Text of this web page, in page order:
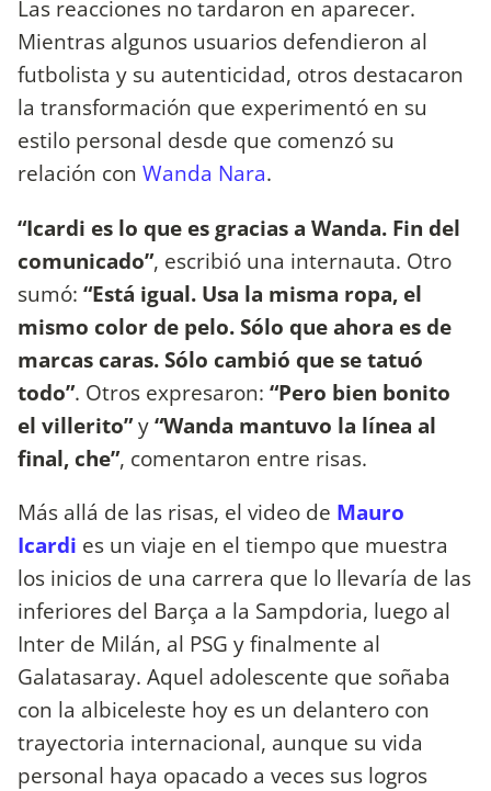
Las reacciones no tardaron en aparecer.
Mientras algunos usuarios defendieron al
futbolista y su autenticidad, otros destacaron
la transformación que experimentó en su
estilo personal desde que comenzó su
relación con Wanda Nara.
“Icardi es lo que es gracias a Wanda. Fin del
comunicado”, escribió una internauta. Otro
sumó: “Está igual. Usa la misma ropa, el
mismo color de pelo. Sólo que ahora es de
marcas caras. Sólo cambió que se tatuó
todo”. Otros expresaron: “Pero bien bonito
el villerito”y“Wanda mantuvo la línea al
final, che”, comentaron entre risas.
Más allá de las risas, el video de Mauro
Icardi es un viaje en el tiempo que muestra
los inicios de una carrera que lo llevaría de las
inferiores del Barça a la Sampdoria, luego al
Inter de Milán, al PSG y finalmente al
Galatasaray. Aquel adolescente que soñaba
con la albiceleste hoy es un delantero con
trayectoria internacional, aunque su vida
personal haya opacado a veces sus logros